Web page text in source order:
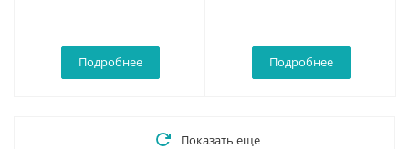
Подробнее Подробнее
Показать еще